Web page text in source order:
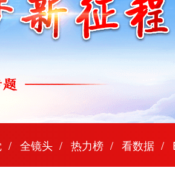
全镜头 热力榜 看数据